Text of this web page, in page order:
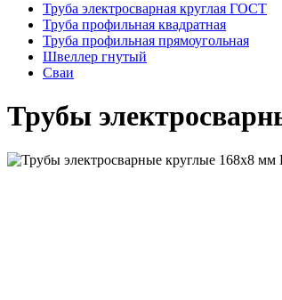
Труба электросварная круглая ГОСТ
Труба профильная квадратная
Труба профильная прямоугольная
Швеллер гнутый
Сваи
Трубы